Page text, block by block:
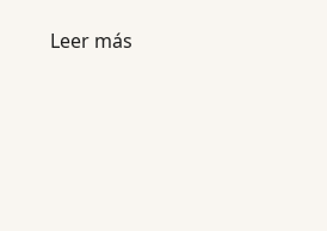
Leer más